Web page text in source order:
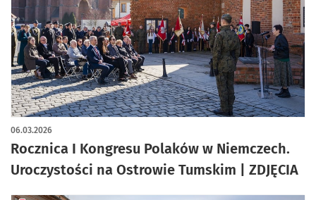
Rocznica I Kongresu Polaków w Niemczech.
Uroczystości na Ostrowie Tumskim | ZDJĘCIA
06.03.2026
artykuł z galerią zdjęć